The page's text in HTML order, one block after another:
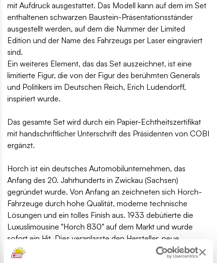
mit Aufdruck ausgestattet. Das Modell kann auf dem im Set
enthaltenen schwarzen Baustein-Präsentationsständer
ausgestellt werden, auf dem die Nummer der Limited
Edition und der Name des Fahrzeugs per Laser eingraviert
sind.
Ein weiteres Element, das das Set auszeichnet, ist eine
limitierte Figur, die von der Figur des berühmten Generals
und Politikers im Deutschen Reich, Erich Ludendorff,
inspiriert wurde.
Das gesamte Set wird durch ein Papier-Echtheitszertifikat
mit handschriftlicher Unterschrift des Präsidenten von COBI
ergänzt.
Horch ist ein deutsches Automobilunternehmen, das
Anfang des 20. Jahrhunderts in Zwickau (Sachsen)
gegründet wurde. Von Anfang an zeichneten sich Horch-
Fahrzeuge durch hohe Qualität, moderne technische
Lösungen und ein tolles Finish aus. 1933 debütierte die
Luxuslimousine "Horch 830" auf dem Markt und wurde
sofort ein Hit. Dies veranlasste den Hersteller, neue
Varianten des Autos herauszubringen. In den folgenden